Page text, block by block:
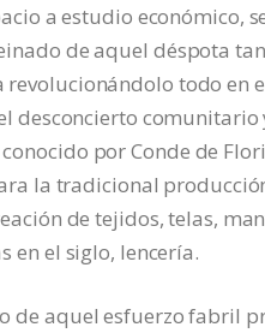
a estudio económico,
de aquel déspota
todo en
desconcierto
conocido por Conde de
la tradicional
de tejidos, telas,
en el siglo, lencería.
de aquel esfuerzo fabril